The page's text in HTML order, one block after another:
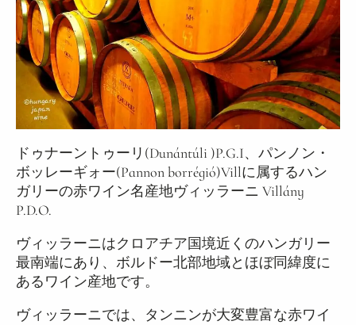
ドゥナーントゥーリ(Dunántúli )P.G.I、パンノン・
ボッレーギォー(Pannon borrégió)Villに属するハン
ガリーの赤ワイン名産地ヴィッラーニ Villány
P.D.O.
ヴィッラーニはクロアチア国境近くのハンガリー
最南端にあり、ボルドー北部地域とほぼ同緯度に
あるワイン産地です。
ヴィッラーニでは、タンニンが大変豊富な赤ワイ